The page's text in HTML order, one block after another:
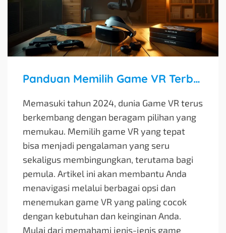
Panduan Memilih Game VR Terbaik di 2024
Memasuki tahun 2024, dunia Game VR terus
berkembang dengan beragam pilihan yang
memukau. Memilih game VR yang tepat
bisa menjadi pengalaman yang seru
sekaligus membingungkan, terutama bagi
pemula. Artikel ini akan membantu Anda
menavigasi melalui berbagai opsi dan
menemukan game VR yang paling cocok
dengan kebutuhan dan keinginan Anda.
Mulai dari memahami jenis-jenis game